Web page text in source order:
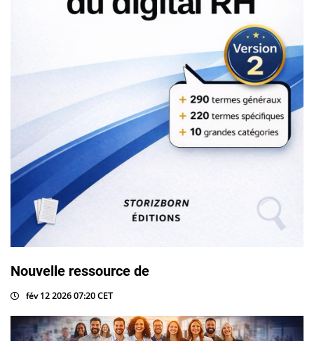
Nouvelle ressource de
fév 12 2026 07:20 CET